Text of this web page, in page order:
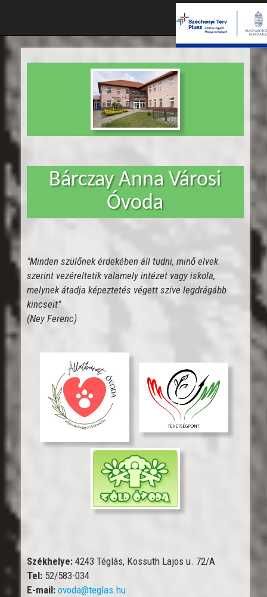
Bárczay Anna Városi
Óvoda
"Minden szülőnek érdekében áll tudni, minő elvek
szerint vezéreltetik valamely intézet vagy iskola,
melynek átadja képeztetés végett szíve legdrágább
kincseit"
(Ney Ferenc)
Székhelye: 4243 Téglás, Kossuth Lajos u. 72/A
Tel: 52/583-034
E-mail: ovoda@teglas.hu